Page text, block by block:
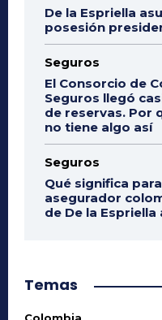
De la Espriella
posesión
Seguros
El Consorcio de
Seguros llegó
de reservas. Por
no tiene algo así
Seguros
Qué significa
asegurador
de De la Espriella
Temas